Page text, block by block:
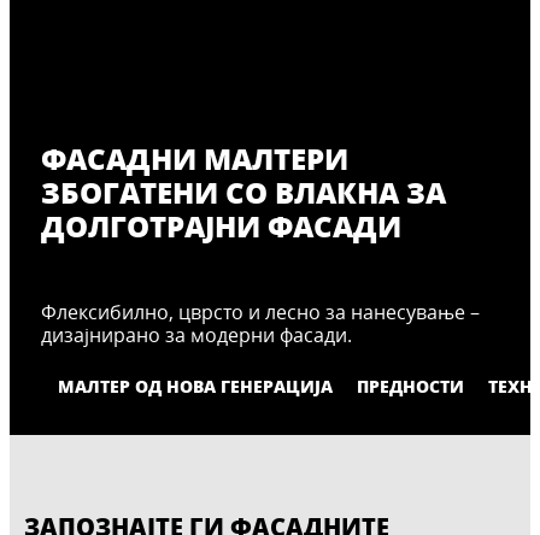
ФАСАДНИ МАЛТЕРИ
ЗБОГАТЕНИ СО ВЛАКНА ЗА
ДОЛГОТРАЈНИ ФАСАДИ
Флексибилно, цврсто и лесно за нанесување –
дизајнирано за модерни фасади.
МАЛТЕР ОД НОВА ГЕНЕРАЦИЈА ПРЕДНОСТИ
ЗАПОЗНАЈТЕ ГИ ФАСАДНИТЕ